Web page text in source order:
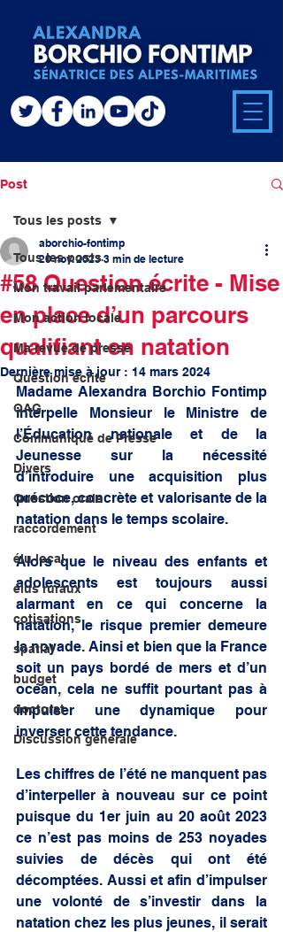
Post
Tous les posts
Mon travail parlementaire
Mon action locale
Ma revue de presse
Question écrite
QAG
Communiqué de Presse
Divers
Question orale
raccordement
élu local
élus ruraux
cotisations
spatial
budget
doctorat
Discussion générale
Tous les posts
#58 Question écrite - Mise
en place d’un parcours
qualifiant en natation
aborchio-fontimp
20 nov. 2023 3 min de lecture
Dernière mise à jour : 14 mars 2024
Madame Alexandra Borchio Fontimp
interpelle Monsieur le Ministre de
l’Éducation nationale et de la
Jeunesse sur la nécessité
d’introduire une acquisition plus
précoce, concrète et valorisante de la
natation dans le temps scolaire.
Alors que le niveau des enfants et
adolescents est toujours aussi
alarmant en ce qui concerne la
natation, le risque premier demeure
la noyade. Ainsi et bien que la France
soit un pays bordé de mers et d’un
océan, cela ne suffit pourtant pas à
impulser une dynamique pour
inverser cette tendance.
Les chiffres de l’été ne manquent pas
d’interpeller à nouveau sur ce point
puisque du 1er juin au 20 août 2023
ce n’est pas moins de 253 noyades
suivies de décès qui ont été
décomptées. Aussi et afin d’impulser
une volonté de s’investir dans la
natation chez les plus jeunes, il serait